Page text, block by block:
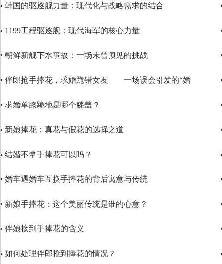
▪ 韩国的驱逐舰力量：现代化与战略需求的结合
▪ 1199工程驱逐舰：现代海军的核心力量
▪ 朝鲜新舰下水事故：一场未曾预见的挑战
▪ 伴郎抢手捧花，求婚跪错女友——一场误会引发的“婚
▪ 求婚单膝跪地是哪个膝盖？
▪ 新娘捧花：真花与假花的选择之道
▪ 结婚不拿手捧花可以吗？
▪ 婚车遇婚车互换手捧花的背后寓意与传统
▪ 新娘手捧花：这个美丽传统是谁的心意？
▪ 伴娘接到手捧花的含义
▪ 如何处理伴郎抢到捧花的情况？